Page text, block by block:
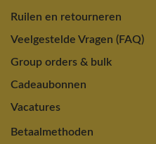
Ruilen en retourneren
Veelgestelde Vragen (FAQ)
Group orders & bulk
Cadeaubonnen
Vacatures
Betaalmethoden